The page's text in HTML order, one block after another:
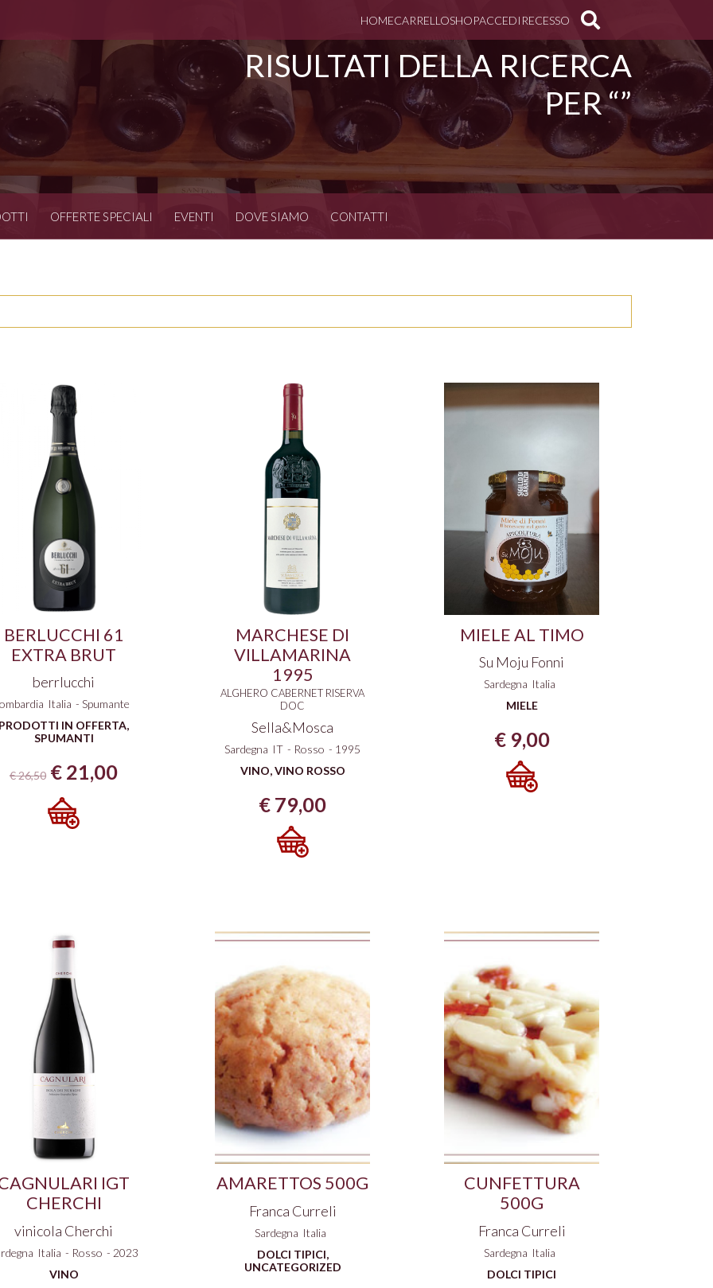
HOMECARRELLOSHOPACCEDI RECESSO
RISULTATI DELLA RICERCA
PER “”
OFFERTE SPECIALI EVENTI DOVE SIAMO CONTATTI
BERLUCCHI 61
EXTRA BRUT
berrlucchi
Italia -Spumante
PRODOTTI IN OFFERTA,
SPUMANTI
€26,50 Il
prezzo
originale
€ 21,00Il
MARCHESE DI
VILLAMARINA
1995
ALGHERO CABERNET RISERVA
DOC
Sella&Mosca
Sardegna IT - Rosso - 1995
VINO,VINO ROSSO
€ 79,00
MIELE AL TIMO
Su Moju Fonni
Sardegna Italia
MIELE
€9,00
IGT
CHERCHI
vinicola Cherchi
Italia - Rosso - 2023
VINO
AMARETTOS 500G
Franca Curreli
Sardegna Italia
DOLCI TIPICI,
UNCATEGORIZED
CUNFETTURA
500G
Franca Curreli
Sardegna Italia
DOLCI TIPICI